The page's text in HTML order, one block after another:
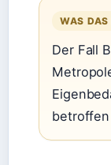
WAS DAS
Der Fall